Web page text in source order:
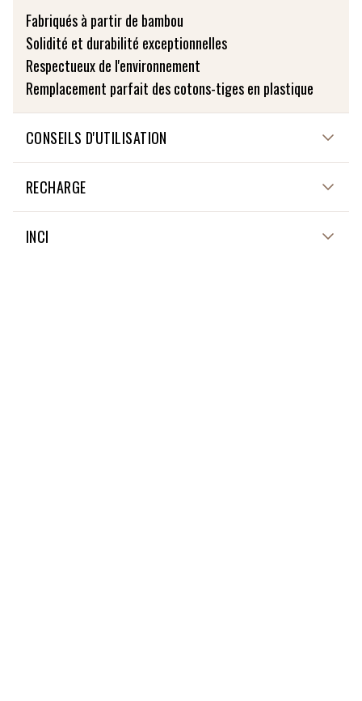
Fabriqués à partir de bambou
Solidité et durabilité exceptionnelles
Respectueux de l'environnement
Remplacement parfait des cotons-tiges en plastique
CONSEILS D'UTILISATION
Destiné à l'hygiène des parties externes du corps
Conserver hors de la portée des enfants ; Ne pas jeter
dans les toilettes
RECHARGE
NON APPLICABLE
INCI